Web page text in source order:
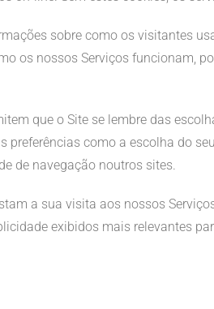
sobre como os visitantes
os nossos Serviços funcionam,
que o Site se lembre das
preferências como a escolha do
de navegação noutros sites.
a sua visita aos nossos
exibidos mais relevantes